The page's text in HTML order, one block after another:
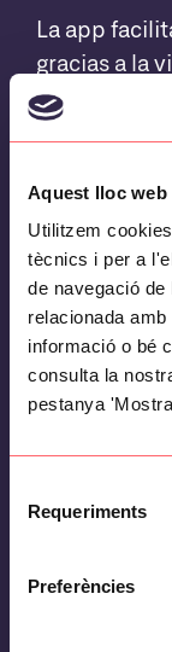
Aquest lloc
Utilitzem
tècnics i per a
de navegació
relacionada
informació o bé
consulta la
pestanya
Requeriments
Preferències
La app
gracias a la
por día,
tener
los
El
Ofrecer al
calidad .
accesible